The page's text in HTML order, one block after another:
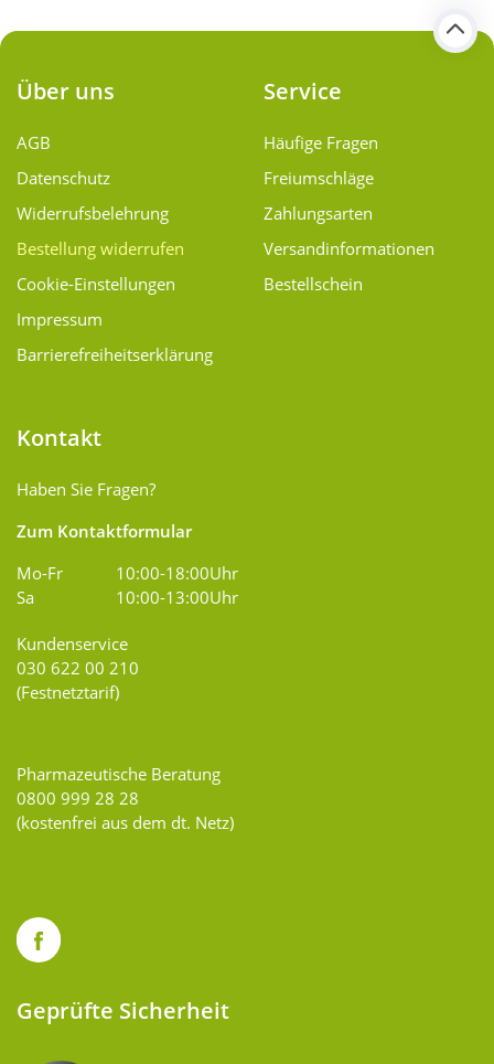
Über uns
AGB
Datenschutz
Widerrufsbelehrung
Bestellung widerrufen
Cookie-Einstellungen
Impressum
Barrierefreiheitserklärung
Service
Häufige Fragen
Freiumschläge
Zahlungsarten
Versand­informationen
Bestellschein
Kontakt
Haben Sie Fragen?
Zum Kontaktformular
Mo-Fr
10:00-18:00Uhr
Sa
10:00-13:00Uhr
Kundenservice
030 622 00 210
(Festnetztarif)
Pharmazeutische Beratung
0800 999 28 28
(kostenfrei aus dem dt. Netz)
Geprüfte Sicherheit